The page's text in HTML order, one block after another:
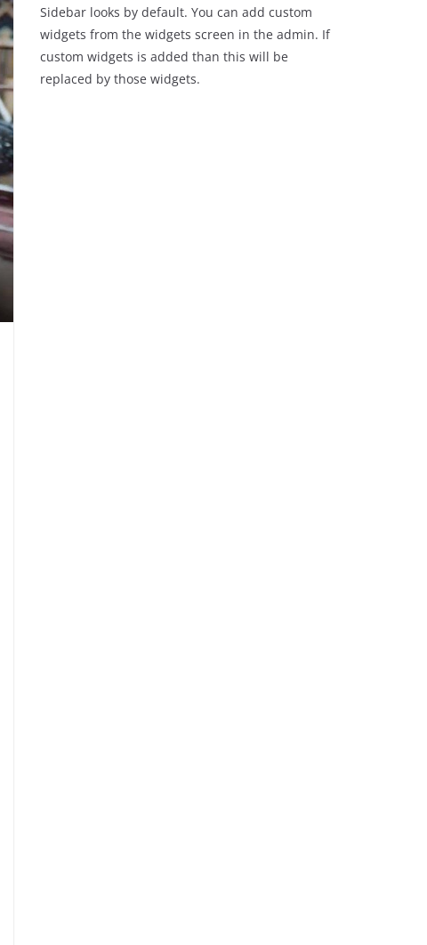
Sidebar looks by default. You can add custom
widgets from the widgets screen in the admin. If
custom widgets is added than this will be
replaced by those widgets.